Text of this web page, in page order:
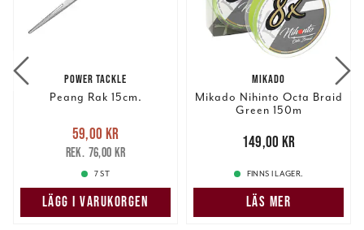
POWER TACKLE
Peang Rak 15cm.
Nuvarande pris
59,00 krTidigare pris
76,00 kr
59,00 kr
76,00 kr
7 ST
LÄGG I VARUKORGEN
MIKADO
Mikado Nihinto Octa Braid
Green 150m
149,00 kr
149,00 kr
FINNS I LAGER.
LÄS MER